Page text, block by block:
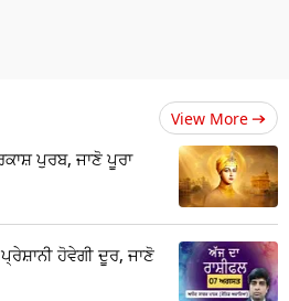
View More
ਪੁਰਬ, ਜਾਣੋ ਪੂਰਾ
ਹੋਵੇਗੀ ਦੂਰ, ਜਾਣੋ